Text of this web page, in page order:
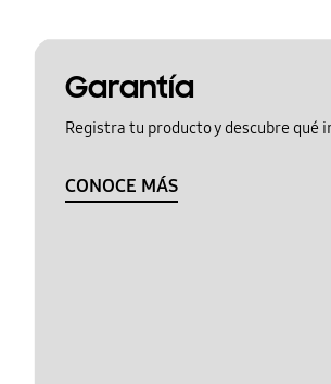
Garantía
Registra tu producto y descubre qué
CONOCE MÁS